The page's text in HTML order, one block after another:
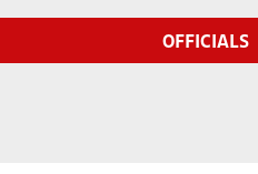
OFFICIALS